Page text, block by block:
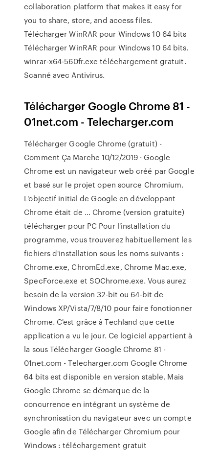
collaboration platform that makes it easy for
you to share, store, and access files.
Télécharger WinRAR pour Windows 10 64 bits
Télécharger WinRAR pour Windows 10 64 bits.
winrar-x64-560fr.exe téléchargement gratuit.
Scanné avec Antivirus.
Télécharger Google Chrome 81 -
01net.com - Telecharger.com
Télécharger Google Chrome (gratuit) -
Comment Ça Marche 10/12/2019 · Google
Chrome est un navigateur web créé par Google
et basé sur le projet open source Chromium.
L'objectif initial de Google en développant
Chrome était de … Chrome (version gratuite)
télécharger pour PC Pour l'installation du
programme, vous trouverez habituellement les
fichiers d'installation sous les noms suivants :
Chrome.exe, ChromEd.exe, Chrome Mac.exe,
SpecForce.exe et SOChrome.exe. Vous aurez
besoin de la version 32-bit ou 64-bit de
Windows XP/Vista/7/8/10 pour faire fonctionner
Chrome. C'est grâce à Techland que cette
application a vu le jour. Ce logiciel appartient à
la sous Télécharger Google Chrome 81 -
01net.com - Telecharger.com Google Chrome
64 bits est disponible en version stable. Mais
Google Chrome se démarque de la
concurrence en intégrant un système de
synchronisation du navigateur avec un compte
Google afin de Télécharger Chromium pour
Windows : téléchargement gratuit